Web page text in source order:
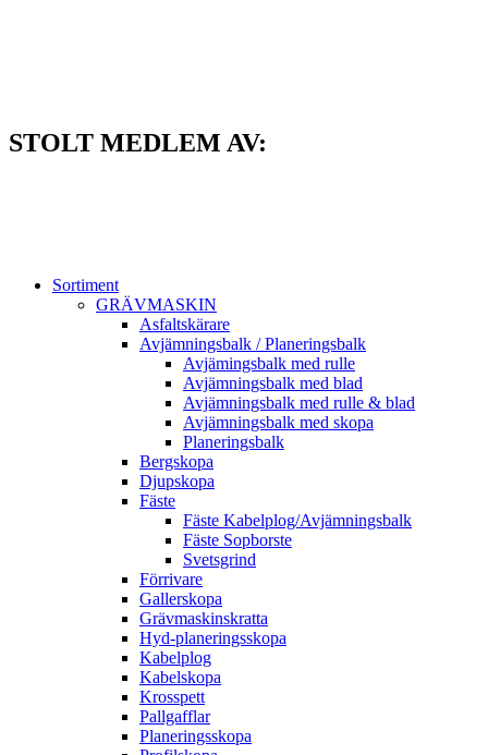
STOLT MEDLEM AV:
Sortiment
GRÄV­MASKIN
Asfalt­skärare
Avjämnings­balk / Planeringsbalk
Avjämingsbalk med rulle
Avjämningsbalk med blad
Avjämningsbalk med rulle & blad
Avjämningsbalk med skopa
Planerings­balk
Berg­skopa
Djup­skopa
Fäste
Fäste Kabel­­plog/­Avjämnings­­balk
Fäste Sop­borste
Svets­grind
Förrivare
Galler­skopa
Gräv­maskins­kratta
Hyd­-planerings­skopa
Kabel­plog
Kabel­skopa
Kros­spett
Pallgafflar
Planerings­skopa